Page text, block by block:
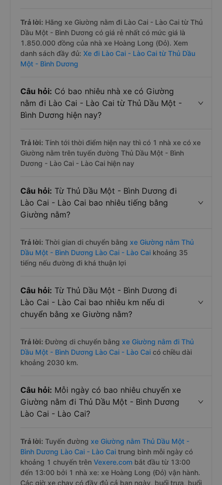
Trả lời: Hãng xe Giường nằm đi Lào Cai - Lào Cai từ Thủ
Dầu Một - Bình Dương có giá rẻ nhất có mức giá là
1.850.000 đồng của nhà xe Hoàng Long (Đỏ). Xem
danh sách đầy đủ: Xe đi Lào Cai - Lào Cai từ Thủ Dầu
Một - Bình Dương
Câu hỏi: Có bao nhiêu nhà xe có Giường
nằm đi Lào Cai - Lào Cai từ Thủ Dầu Một -
Bình Dương hiện nay?
Trả lời: Tính tới thời điểm hiện nay thì có 1 nhà xe có xe
Giường nằm trên tuyến đường Thủ Dầu Một - Bình
Dương - Lào Cai - Lào Cai hiện nay
Câu hỏi: Từ Thủ Dầu Một - Bình Dương đi
Lào Cai - Lào Cai bao nhiêu tiếng bằng
Giường nằm?
Trả lời: Thời gian di chuyển bằng xe Giường nằm Thủ
Dầu Một - Bình Dương Lào Cai - Lào Cai khoảng 35
tiếng nếu đường đi khá thuận lợi
Câu hỏi: Từ Thủ Dầu Một - Bình Dương đi
Lào Cai - Lào Cai bao nhiêu km nếu di
chuyển bằng xe Giường nằm?
Trả lời: Đường di chuyển bằng xe Giường nằm đi Thủ
Dầu Một - Bình Dương Lào Cai - Lào Cai có chiều dài
khoảng 2030 km.
Câu hỏi: Mỗi ngày có bao nhiêu chuyến xe
Giường nằm đi Thủ Dầu Một - Bình Dương
Lào Cai - Lào Cai?
Trả lời: Tuyến đường xe Giường nằm Thủ Dầu Một -
Bình Dương Lào Cai - Lào Cai trung bình mỗi ngày có
khoảng 1 chuyến trên Vexere.com bắt đầu từ 13:00
đến 13:00 bởi 1 nhà xe: xe Hoàng Long (Đỏ) vận hành.
Các giờ xe chạy có đầy đủ cả ban ngày, buổi trưa, buổi